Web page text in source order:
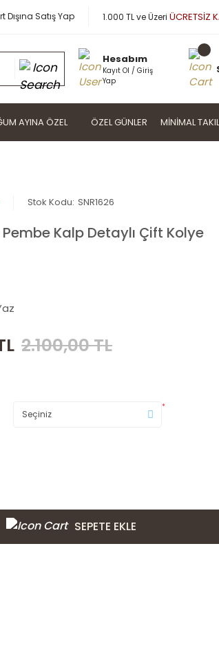
Dışına Satış Yap 1.000 TL ve Üzeri ÜCRETSİZ
Hesabım
Kayıt Ol / Giriş
Yap
AYINA ÖZEL ÖZEL GÜNLER MINIMAL
Stok Kodu: SNR1626
Kalp Detaylı Çift Kolye
2.100,00 TL
*
SEPETE EKLE